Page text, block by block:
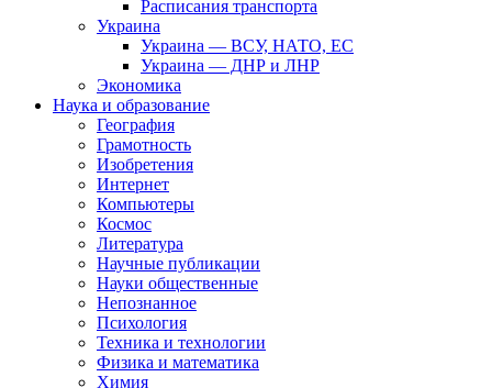
Расписания транспорта
Украина
Украина — ВСУ, НАТО, ЕС
Украина — ДНР и ЛНР
Экономика
Наука и образование
География
Грамотность
Изобретения
Интернет
Компьютеры
Космос
Литература
Научные публикации
Науки общественные
Непознанное
Психология
Техника и технологии
Физика и математика
Химия